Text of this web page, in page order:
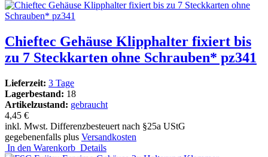
Chieftec Gehäuse Klipphalter fixiert bis
zu 7 Steckkarten ohne Schrauben* pz341
Lieferzeit: 3 Tage
Lagerbestand: 18
Artikelzustand: gebraucht
4,45 €
inkl. Mwst. Differenzbesteuert nach §25a UStG
gegebenenfalls plus Versandkosten
In den Warenkorb Details